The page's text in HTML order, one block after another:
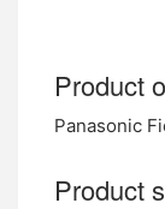
Product
Panasonic
Product